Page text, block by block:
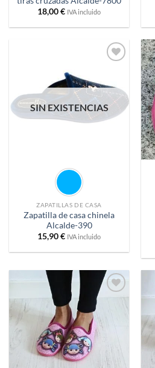
18,00€ IVA incluido
deseos
SIN EXISTENCIAS
ZAPATILLAS DE CASA
Zapatilla de casa chinela
Alcalde-390
15,90€ IVA incluido